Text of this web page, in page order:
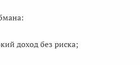
доход без риска;